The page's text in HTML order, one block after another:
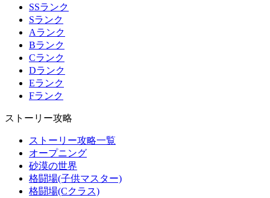
SSランク
Sランク
Aランク
Bランク
Cランク
Dランク
Eランク
Fランク
ストーリー攻略
ストーリー攻略一覧
オープニング
砂漠の世界
格闘場(子供マスター)
格闘場(Cクラス)